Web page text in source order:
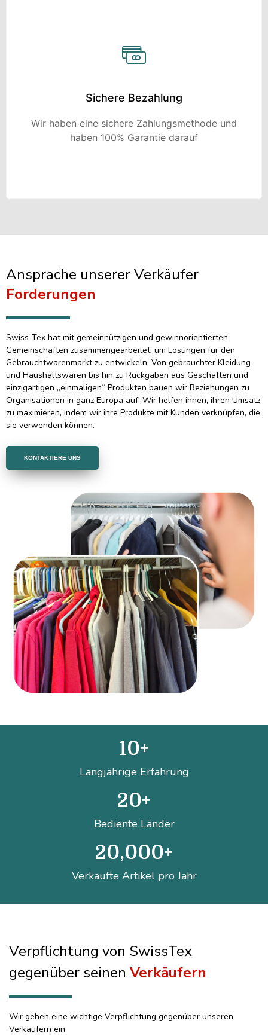
Sichere Bezahlung
Wir haben eine sichere Zahlungsmethode und
haben 100% Garantie darauf
Ansprache unserer Verkäufer
Forderungen
Swiss-Tex hat mit gemeinnützigen und gewinnorientierten
Gemeinschaften zusammengearbeitet, um Lösungen für den
Gebrauchtwarenmarkt zu entwickeln. Von gebrauchter Kleidung
und Haushaltswaren bis hin zu Rückgaben aus Geschäften und
einzigartigen „einmaligen“ Produkten bauen wir Beziehungen zu
Organisationen in ganz Europa auf. Wir helfen ihnen, ihren Umsatz
zu maximieren, indem wir ihre Produkte mit Kunden verknüpfen, die
sie verwenden können.
KONTAKTIERE UNS
10+
Langjährige Erfahrung
20+
Bediente Länder
20,000+
Verkaufte Artikel pro Jahr
Verpflichtung von SwissTex
gegenüber seinen Verkäufern
Wir gehen eine wichtige Verpflichtung gegenüber unseren
Verkäufern ein: